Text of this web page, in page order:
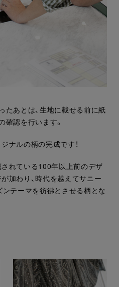
たあとは、生地に載せる前に紙
確認を行います。
ナルの柄の完成です！
れている100年以上前のデザ
加わり、時代を越えてサニー
テーマを彷彿とさせる柄とな